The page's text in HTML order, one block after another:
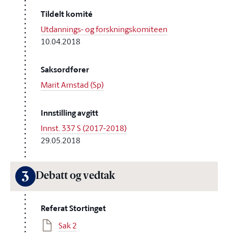
Tildelt komité
Utdannings- og forskningskomiteen
10.04.2018
Saksordfører
Marit Arnstad (Sp)
Innstilling avgitt
Innst. 337 S (2017-2018)
29.05.2018
3 Debatt og vedtak
Referat Stortinget
Sak 2